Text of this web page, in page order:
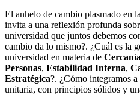
El anhelo de cambio plasmado en
invita a una reflexión profunda
universidad que juntos debemos
cambio da lo mismo?. ¿Cuál es la
universidad en materia de
Personas, Estabilidad Interna,
Estratégica?. ¿Cómo integramos
unitaria, con principios sólidos y